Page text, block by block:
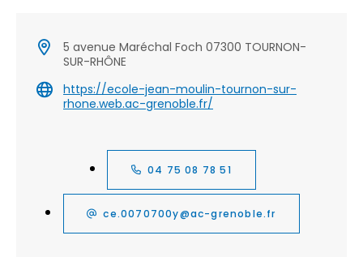
5 avenue Maréchal Foch 07300 TOURNON-
SUR-RHÔNE
https://ecole-jean-moulin-tournon-sur-
rhone.web.ac-grenoble.fr/
04 75 08 78 51
ce.0070700y@ac-grenoble.fr